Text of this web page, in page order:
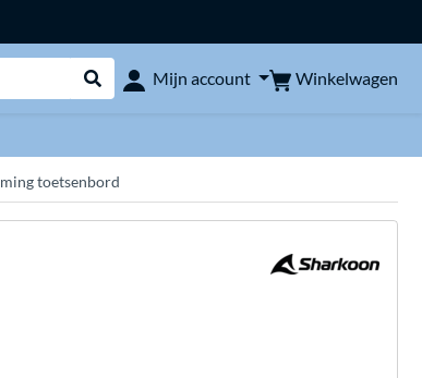
Webshop doorzoeken
Mijn account Winkelwagen
toetsenbord